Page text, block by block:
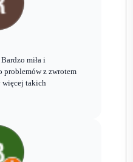
Bardzo miła i
problemów z zwrotem
więcej takich